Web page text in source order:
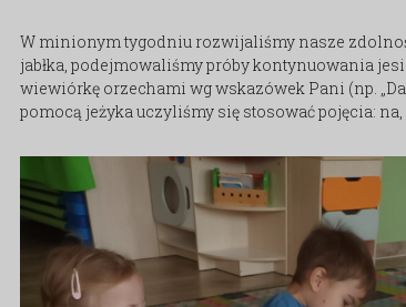
W minionym tygodniu rozwijaliśmy nasze
jabłka, podejmowaliśmy próby kontynuowania
wiewiórkę orzechami wg wskazówek Pani (np.
pomocą jeżyka uczyliśmy się stosować pojęcia: na,